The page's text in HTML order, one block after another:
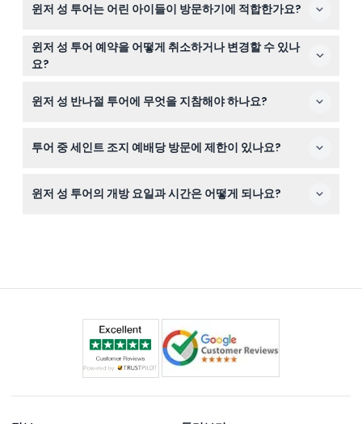
지에서 오전 9시 50분경 출발합니다. 체크인을 위해 최소
윈저 성 투어는 어린 아이들이 방문하기에 적합한가요?
3세 미만 어린이는 무료로 투어에 참여할 수 있으나, 교통
편에서는 좌석이 예약되지 않음을 유의해 주세요.
윈저 성 투어 예약을 어떻게 취소하거나 변경할 수 있나
요?
가 부과됩니다. 환불은 예약 시 사용한 카드로 이루어지며,
윈저 성 반나절 투어에 무엇을 지참해야 하나요?
리고 예약 확인서를 지참하세요. 오디오 가이드가 제공되므
투어 중 세인트 조지 예배당 방문에 제한이 있나요?
당 요일에는 이 부분의 투어가 불가능합니다(변경될 수 있
윈저 성 투어의 개방 요일과 시간은 어떻게 되나요?